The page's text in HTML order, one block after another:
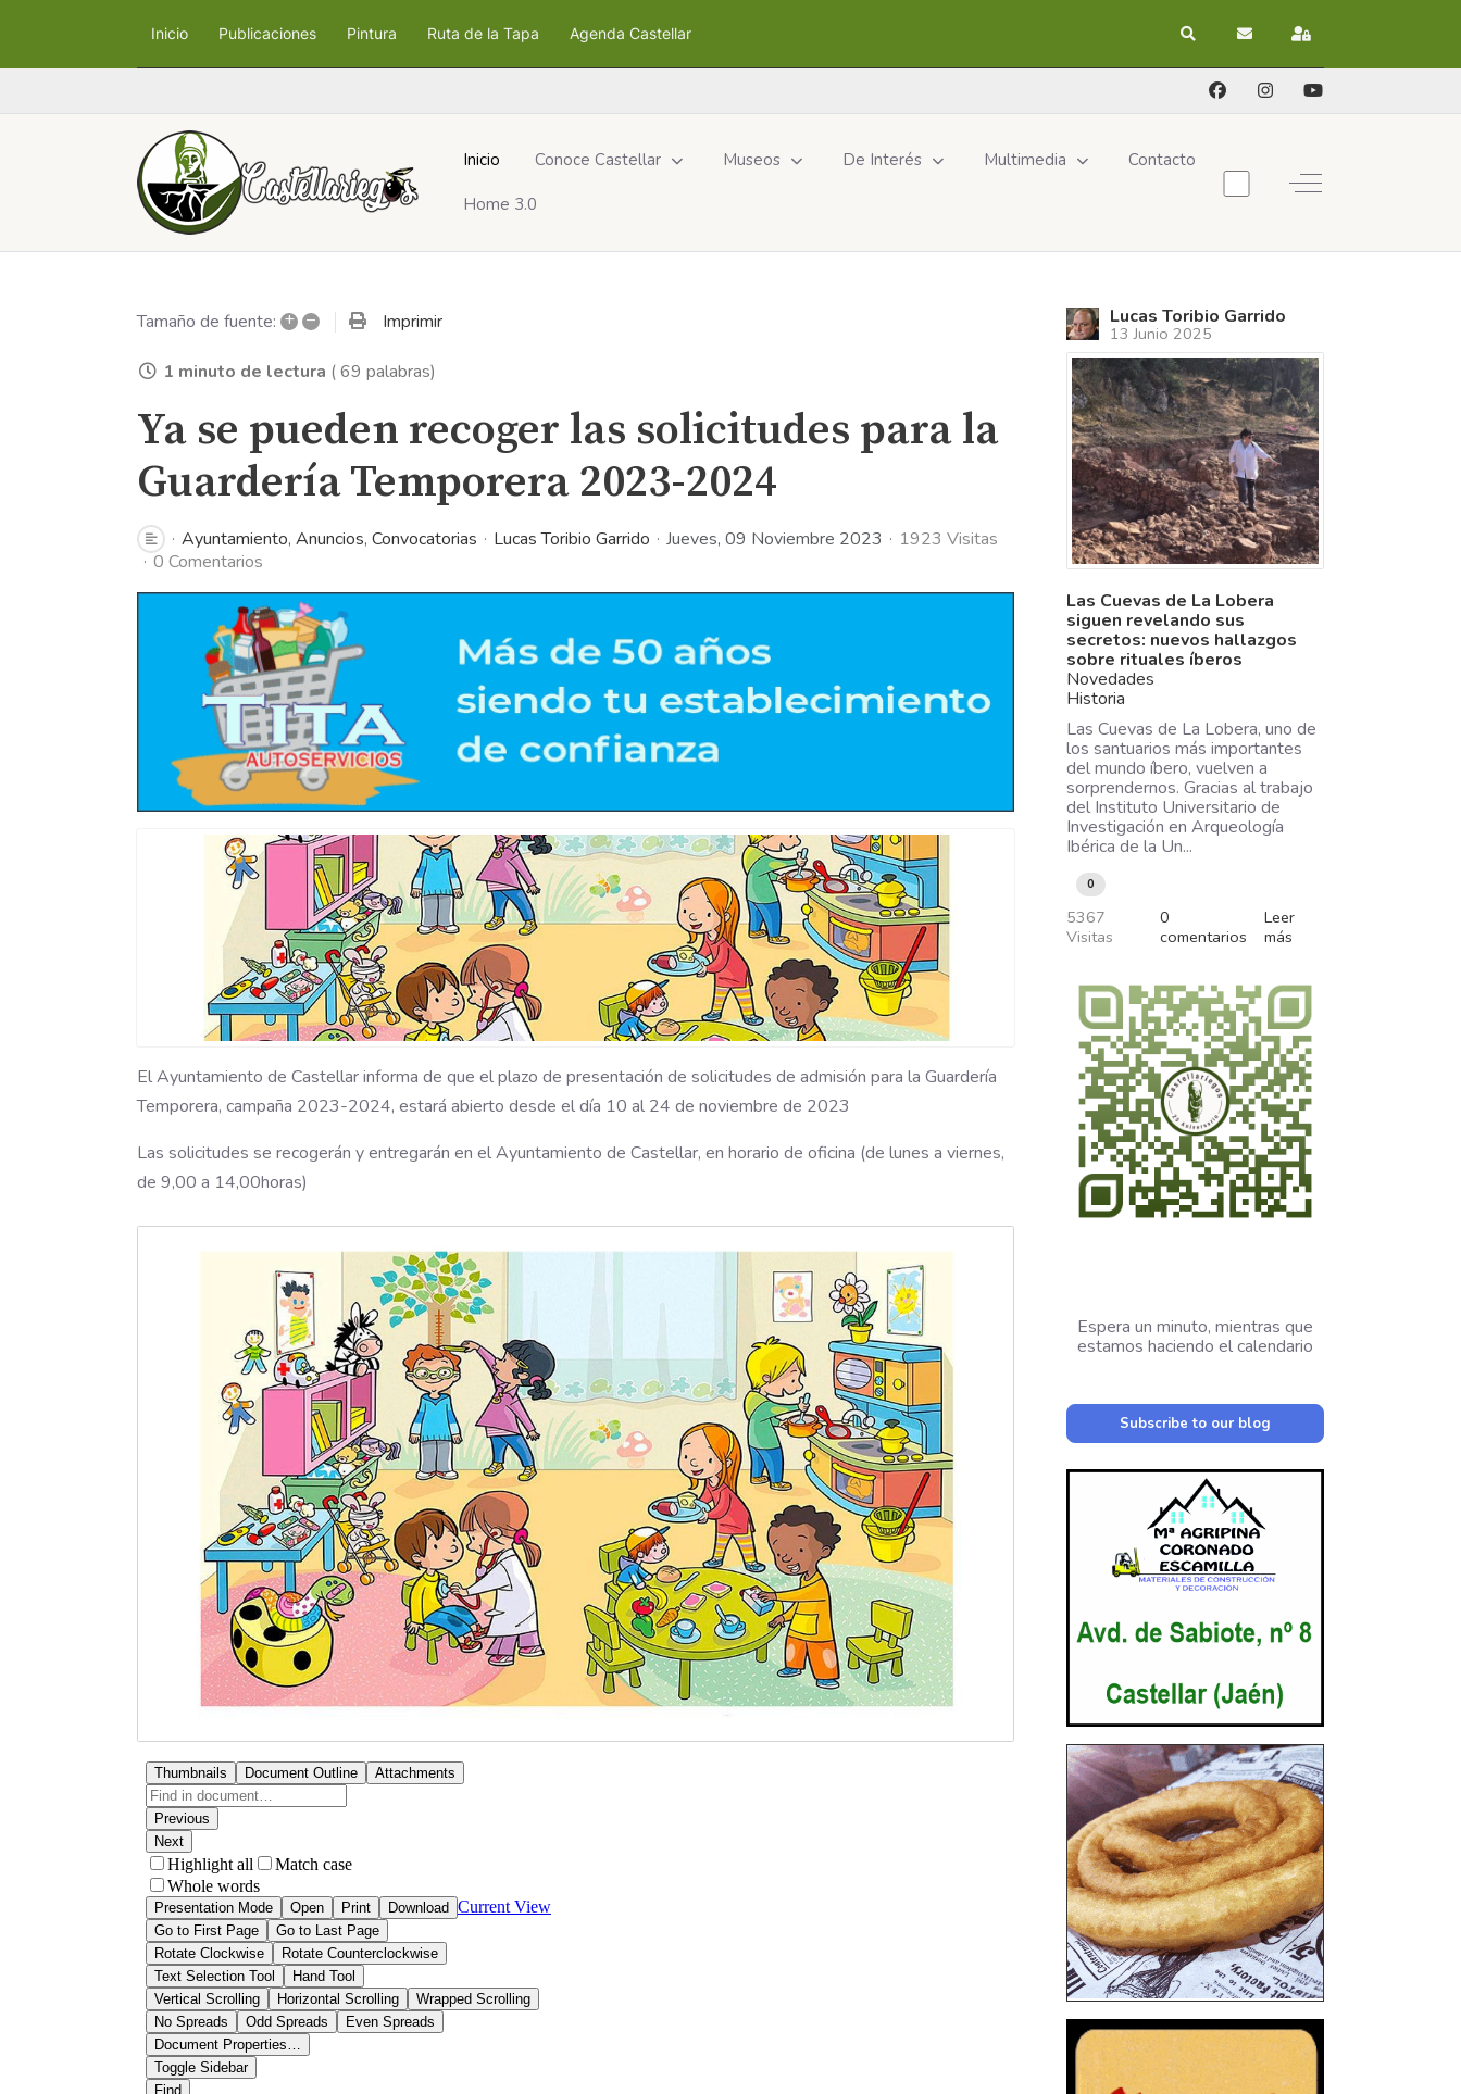
Inicio Publicaciones Pintura Ruta de la Tapa Agenda Castellar Buscar Suscribirse a las
Registrarse
Inicio Conoce Castellar Museos De Interés Multimedia Contacto
Home 3.0
Off-Canvas Toggle
Tamaño de fuente: + – Imprimir
1 minuto de lectura ( 69 palabras)
Ya se pueden recoger las solicitudes para la
Guardería Temporera 2023-2024
Ayuntamiento Anuncios Convocatorias Lucas Toribio Garrido Jueves, 09 Noviembre 2023
1923 Visitas
0 Comentarios
El Ayuntamiento de Castellar informa de que el plazo de presentación de solicitudes de admisión para la Guardería
Temporera, campaña 2023-2024, estará abierto desde el día 10 al 24 de noviembre de 2023
Las solicitudes se recogerán y entregarán en el Ayuntamiento de Castellar, en horario de oficina (de lunes a viernes,
de 9,00 a 14,00horas)
Lucas Toribio Garrido
13 Junio 2025
Las Cuevas de La Lobera
siguen revelando sus
secretos: nuevos hallazgos
sobre rituales íberos
Novedades
Historia
Las Cuevas de La Lobera, uno de
los santuarios más importantes
del mundo íbero, vuelven a
sorprendernos. Gracias al trabajo
del Instituto Universitario de
Investigación en Arqueología
Ibérica de la Un...
0
5367
Visitas
0
comentarios
Leer
más
Espera un minuto, mientras que
estamos haciendo el calendario
Subscribe to our blog